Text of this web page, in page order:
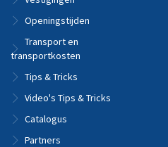
Openingstijden
Transport en
transportkosten
Tips & Tricks
Video's Tips & Tricks
Catalogus
Partners